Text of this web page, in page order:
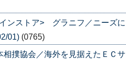
ンストア> グラニフ／ニーズに
01) (0765)
撲協会／海外を見据えたＥＣサ